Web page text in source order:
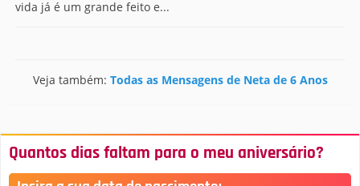
vida já é um grande feito e...
Veja também: Todas as Mensagens de Neta de 6 Anos
Quantos dias faltam para o meu aniversário?